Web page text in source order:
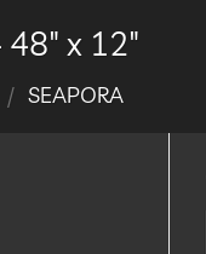
x 12″
/ SEAPORA